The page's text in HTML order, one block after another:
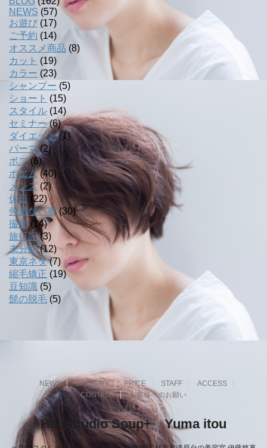
NEWS (57)
お遊び (17)
ご予約 (14)
オススメ商品 (8)
カット (19)
カラー (23)
シャンプー (5)
ショート (15)
スタイル (14)
セミナー(6)
ダイエット(1)
パーマ(2)
ボブ(6)
ポエム(40)
メンズ (2)
休日 (22)
何気ない事(30)
撮影(14)
旅行記(3)
未分類(12)
東京ネタ(7)
縮毛矯正 (19)
豆知識 (5)
髭の脱毛 (5)
NEWS GALLERY PRICE STAFF
ACCESS
CONTACT
お客様へのお願い
Hair studio Soup+ Yuma itou